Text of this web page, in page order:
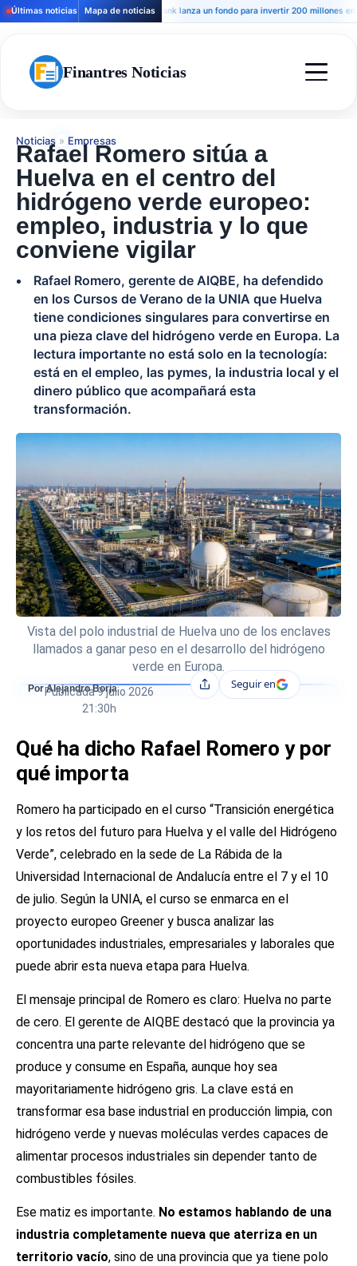
Últimas noticias Mapa de noticias
Andbank lanza un fondo para invertir 200 millones en
Finantres Noticias
Noticias » Empresas
Rafael Romero sitúa a
Huelva en el centro del
hidrógeno verde europeo:
empleo, industria y lo que
conviene vigilar
Rafael Romero, gerente de AIQBE, ha defendido
en los Cursos de Verano de la UNIA que Huelva
tiene condiciones singulares para convertirse en
una pieza clave del hidrógeno verde en Europa. La
lectura importante no está solo en la tecnología:
está en el empleo, las pymes, la industria local y el
dinero público que acompañará esta
transformación.
Vista del polo industrial de Huelva uno de los enclaves
llamados a ganar peso en el desarrollo del hidrógeno
verde en Europa.
Por Alejandro Borja
Publicada9 julio 2026
21:30h
CompartirSeguir en
Qué ha dicho Rafael Romero y por
qué importa
Romero ha participado en el curso “Transición energética
y los retos del futuro para Huelva y el valle del Hidrógeno
Verde”, celebrado en la sede de La Rábida de la
Universidad Internacional de Andalucía entre el 7 y el 10
de julio. Según la UNIA, el curso se enmarca en el
proyecto europeo Greener y busca analizar las
oportunidades industriales, empresariales y laborales que
puede abrir esta nueva etapa para Huelva.
El mensaje principal de Romero es claro: Huelva no parte
de cero. El gerente de AIQBE destacó que la provincia ya
concentra una parte relevante del hidrógeno que se
produce y consume en España, aunque hoy sea
mayoritariamente hidrógeno gris. La clave está en
transformar esa base industrial en producción limpia, con
hidrógeno verde y nuevas moléculas verdes capaces de
alimentar procesos industriales sin depender tanto de
combustibles fósiles.
Ese matiz es importante. No estamos hablando de una
industria completamente nueva que aterriza en un
territorio vacío, sino de una provincia que ya tiene polo